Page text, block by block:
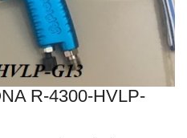
R-4300-HVLP-